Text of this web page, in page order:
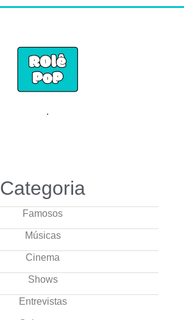
.
Categoria
Famosos
Músicas
Cinema
Shows
Entrevistas